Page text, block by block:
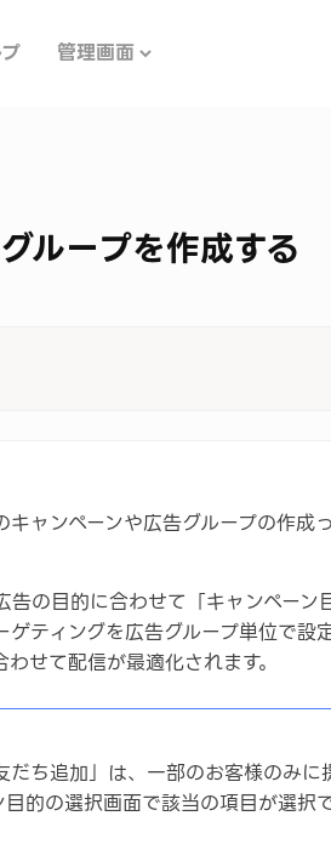
管理画面
ループを作成する
ント
ょう
の上限数を決めましょう
キャンペーンや広告グループの作成
告の目的に合わせて「キャンペーン
ゲティングを広告グループ単位で設
せて配信が最適化されます。
だち追加」は、一部のお客様のみに
目的の選択画面で該当の項目が選択